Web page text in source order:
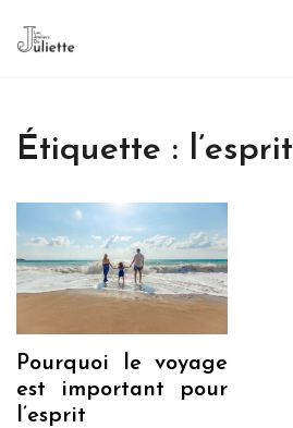
Étiquette : l’esprit
Pourquoi le voyage
est important pour
l’esprit